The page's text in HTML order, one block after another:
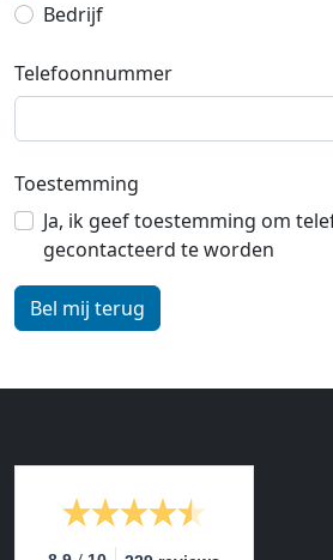
Bedrijf
Telefoonnummer
Toestemming
Ja, ik geef toestemming om
gecontacteerd te worden